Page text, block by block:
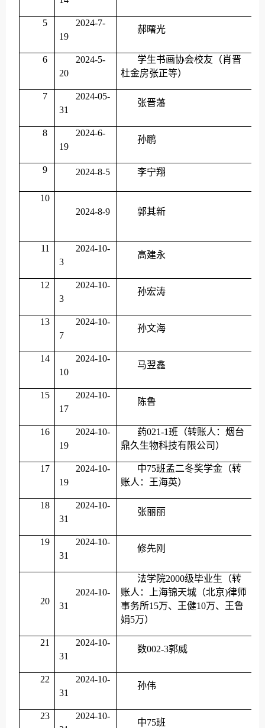
5
2024-7-
19
郝曙光
6
2024-5-
20
学生书画协会校友（肖晋
杜金房张正等）
7
2024-05-
31
张晋藩
8
2024-6-
19
孙鹏
9 2024-8-5 李宁翔
10
2024-8-9
郭其新
11
2024-10-
3
高建永
12
2024-10-
3
孙宏涛
13
2024-10-
7
孙文海
14
2024-10-
10
马翌鑫
15
2024-10-
17
陈鲁
16
2024-10-
19
药021-1班（转账人：烟台
鼎久生物科技有限公司）
17
2024-10-
19
中75班孟二冬奖学金（转
账人：王海英）
18
2024-10-
31
张丽丽
19
2024-10-
31
修先刚
20
2024-10-
31
法学院2000级毕业生（转
账人：上海锦天城（北京)律师
事务所15万、王健10万、王鲁
娟5万）
21
2024-10-
31
数002-3郭威
22
2024-10-
31
孙伟
23
2024-10-
中75班